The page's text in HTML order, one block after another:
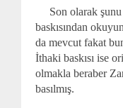
Son olarak şunu
baskısından
da mevcut fakat
İthaki baskısı ise
olmakla beraber
basılmış.